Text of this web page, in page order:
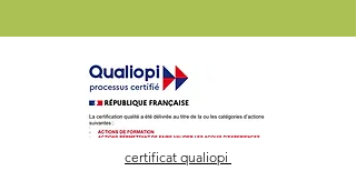
certificat qualiopi